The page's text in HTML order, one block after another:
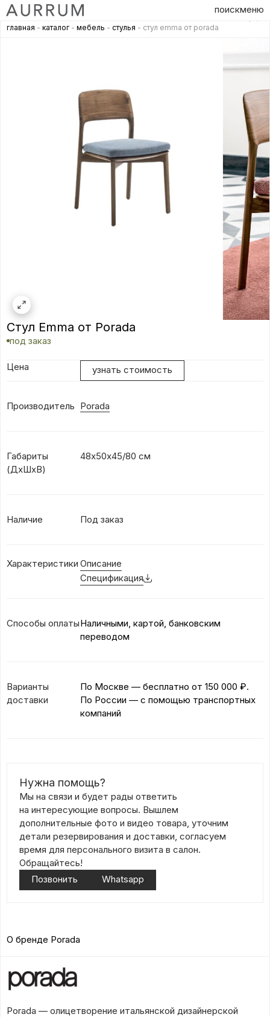
поискменю
главная - каталог - мебель - стулья - стул emma от porada
Стул Emma от Porada
под заказ
Цена узнать стоимость
Производитель Porada
Габариты
(ДхШхВ)
48х50х45/80 см
Наличие Под заказ
Характеристики Описание
Спецификация
Способы оплатыНаличными, картой, банковским
переводом
Варианты
доставки
По Москве — бесплатно от 150 000 ₽.
По России — с помощью транспортных
компаний
Нужна помощь?
Мы на связи и будет рады ответить
на интересующие вопросы. Вышлем
дополнительные фото и видео товара, уточним
детали резервирования и доставки, согласуем
время для персонального визита в салон.
Обращайтесь!
Позвонить
Whatsapp
О бренде Porada
Porada — олицетворение итальянской дизайнерской